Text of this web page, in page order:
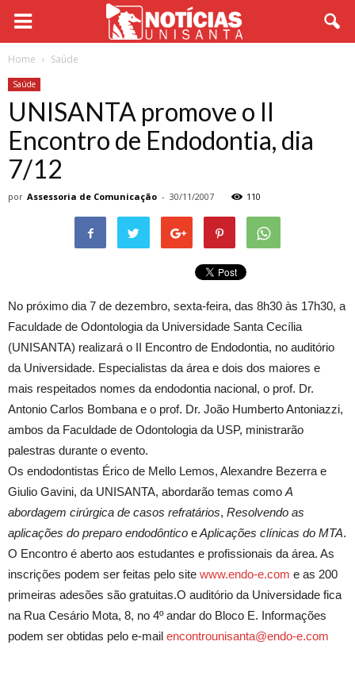
Home Saúde
Saúde
UNISANTA promove o II
Encontro de Endodontia, dia
7/12
por Assessoria de Comunicação - 30/11/2007 110
No próximo dia 7 de dezembro, sexta-feira, das 8h30 às 17h30, a
Faculdade de Odontologia da Universidade Santa Cecília
(UNISANTA) realizará o II Encontro de Endodontia, no auditório
da Universidade. Especialistas da área e dois dos maiores e
mais respeitados nomes da endodontia nacional, o prof. Dr.
Antonio Carlos Bombana e o prof. Dr. João Humberto Antoniazzi,
ambos da Faculdade de Odontologia da USP, ministrarão
palestras durante o evento.
Os endodontistas Érico de Mello Lemos, Alexandre Bezerra e
Giulio Gavini, da UNISANTA, abordarão temas como A
abordagem cirúrgica de casos refratários, Resolvendo as
aplicações do preparo endodôntico eAplicações clínicas do MTA.
O Encontro é aberto aos estudantes e profissionais da área. As
inscrições podem ser feitas pelo site www.endo-e.com e as 200
primeiras adesões são gratuitas.O auditório da Universidade fica
na Rua Cesário Mota, 8, no 4º andar do Bloco E. Informações
podem ser obtidas pelo e-mail encontrounisanta@endo-e.com